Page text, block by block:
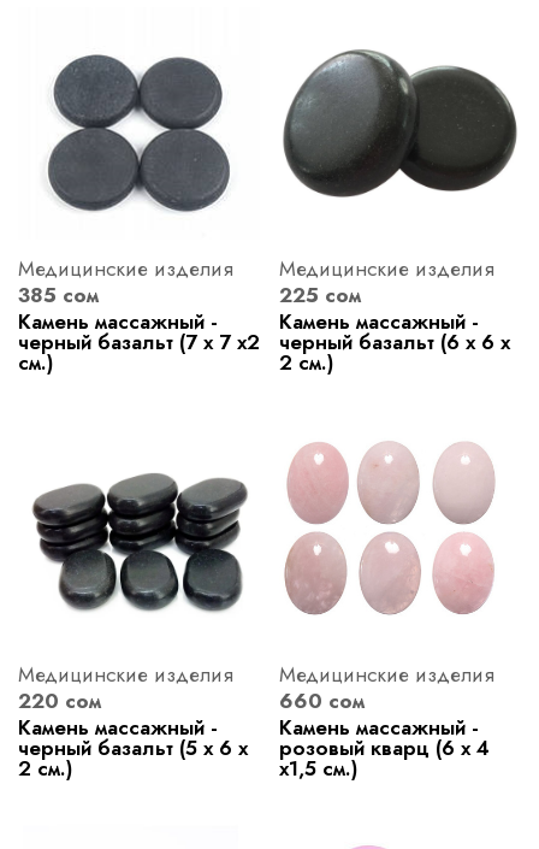
Медицинские изделия
385 сом
Камень массажный -
черный базальт (7 х 7 х2
см.)
Медицинские изделия
225 сом
Камень массажный -
черный базальт (6 х 6 х
2 см.)
Медицинские изделия
220 сом
Камень массажный -
черный базальт (5 х 6 х
2 см.)
Медицинские изделия
660 сом
Камень массажный -
розовый кварц (6 х 4
х1,5 см.)